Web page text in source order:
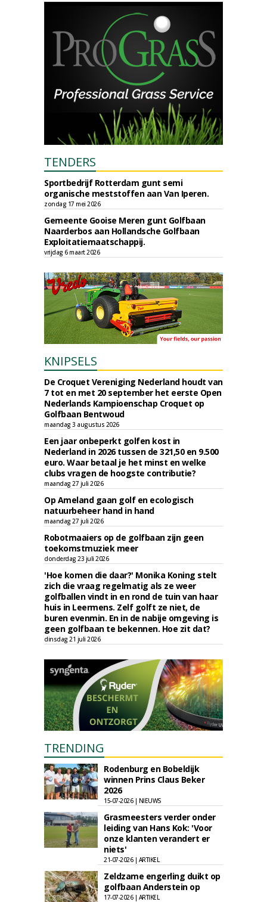
TENDERS
Sportbedrijf Rotterdam gunt semi
organische meststoffen aan Van Iperen.
zondag 17 mei 2026
Gemeente Gooise Meren gunt Golfbaan
Naarderbos aan Hollandsche Golfbaan
Exploitatiemaatschappij.
vrijdag 6 maart 2026
KNIPSELS
De Croquet Vereniging Nederland houdt van
7 tot en met 20 september het eerste Open
Nederlands Kampioenschap Croquet op
Golfbaan Bentwoud
maandag 3 augustus 2026
Een jaar onbeperkt golfen kost in
Nederland in 2026 tussen de 321,50 en 9.500
euro. Waar betaal je het minst en welke
clubs vragen de hoogste contributie?
maandag 27 juli 2026
Op Ameland gaan golf en ecologisch
natuurbeheer hand in hand
maandag 27 juli 2026
Robotmaaiers op de golfbaan zijn geen
toekomstmuziek meer
donderdag 23 juli 2026
'Hoe komen die daar?' Monika Koning stelt
zich die vraag regelmatig als ze weer
golfballen vindt in en rond de tuin van haar
huis in Leermens. Zelf golft ze niet, de
buren evenmin. En in de nabije omgeving is
geen golfbaan te bekennen. Hoe zit dat?
dinsdag 21 juli 2026
TRENDING
Rodenburg en Bobeldijk
winnen Prins Claus Beker
2026
15-07-2026 | NIEUWS
Grasmeesters verder onder
leiding van Hans Kok: 'Voor
onze klanten verandert er
niets'
21-07-2026 | ARTIKEL
Zeldzame engerling duikt op
golfbaan Anderstein op
17-07-2026 | ARTIKEL